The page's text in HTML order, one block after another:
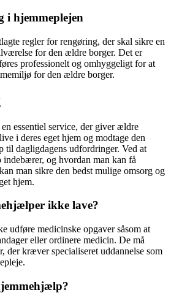
i hjemmeplejen
regler for rengøring, der skal sikre en
for den ældre borger. Det er
professionelt og omhyggeligt for at
for den ældre borger.
essentiel service, der giver ældre
i deres eget hjem og modtage den
til dagligdagens udfordringer. Ved at
og hvordan man kan få
man sikre den bedst mulige omsorg og
hjem.
ikke lave?
udføre medicinske opgaver såsom at
eller ordinere medicin. De må
der kræver specialiseret uddannelse som